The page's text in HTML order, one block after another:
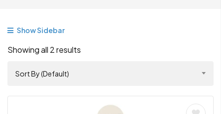
Show Sidebar
Showing all 2 results
Sort By (Default)